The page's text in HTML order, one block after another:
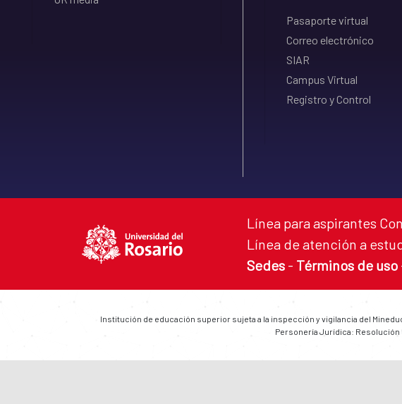
Pasaporte virtual
Correo electrónico
SIAR
Campus Virtual
Registro y Control
Línea para aspirantes
Línea de atención a
Sedes - Términos de uso
Institución de educación superior sujeta a la inspección y vigilancia del
Personería Jurídica: Resolución